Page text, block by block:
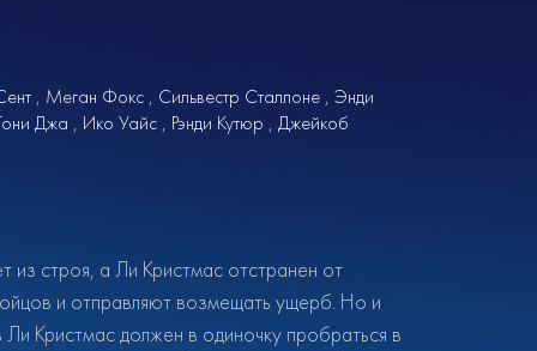
Меган Фокс Сильвестр Сталлоне Энди
Джа
Ико Уайс Рэнди Кутюр Джейкоб
строя, а Ли Кристмас отстранен от
и отправляют возмещать ущерб. Но и
Кристмас должен в одиночку пробраться в